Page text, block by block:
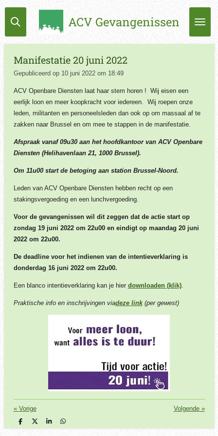
Ga
direct
de
hoofdinhoud
ACV Gevangenissen
Manifestatie 20 juni 2022
Gepubliceerd op 10 juni 2022 om 18:49
ACV Openbare Diensten laat haar stem horen ! Wij eisen een
eerlijk loon en meer koopkracht voor iedereen. Wij roepen onze
leden, militanten en personeelsleden dan ook op om massaal af te
zakken naar Brussel en om mee te stappen in de manifestatie.
Afspraak vanaf 09u30 aan het hoofdkantoor van ACV Openbare
Diensten (Helihavenlaan 21, 1000 Brussel).
Om 11u00 start de betoging aan station Brussel-Noord.
Leden van ACV Openbare Diensten hebben recht op een
stakingsvergoeding en een lunchvergoeding.
Voor de gevangenissen wil dit zeggen dat de actie start op
zondag 19 juni 2022 om 22u00 en eindigt op maandag 20 juni
2022 om 22u00.
De deadline voor het indienen van de intentieverklaring is
donderdag 16 juni 2022 om 22u00.
Een blanco intentieverklaring kan je hier downloaden (klik).
Praktische info en inschrijvingen viadeze link (per gewest)
« Vorige Volgende»
D
e
D
e
S
h
D
e